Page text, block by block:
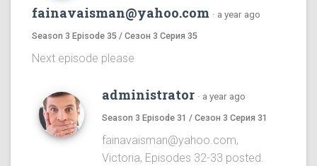
fainavaisman@yahoo.com · a year ago
Season 3 Episode 35 / Сезон 3 Серия 35
Next episode please
administrator · a year ago
Season 3 Episode 31 / Сезон 3 Серия 31
fainavaisman@yahoo.com,
Victoria, Episodes 32-33 posted.